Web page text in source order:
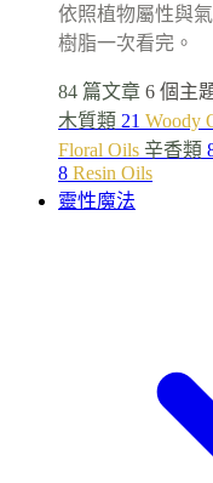
依照植物屬性與
樹脂一次看完。
84 篇文章 6 個主
木質類 21 Woody
Floral Oils 辛香類
8 Resin Oils
靈性魔法